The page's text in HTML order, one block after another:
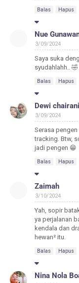
Balas Hapus
Nue
3/09/2024
Saya suka
syudahlahh.. 🤣
Balas Hapus
Dewi chairani
3/09/2024
Serasa
tracking. Btw,
jadi pengen 😁
Balas Hapus
Zaimah
3/10/2024
Yah, sopir
ya perjalanan
kendala dan
hewan² itu.
Balas Hapus
Nina Nola